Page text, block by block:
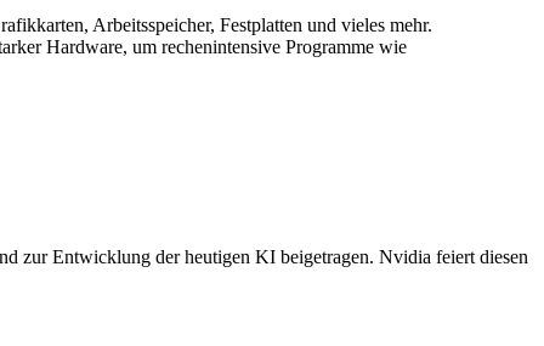
Arbeitsspeicher, Festplatten und vieles mehr.
Hardware, um rechenintensive Programme wie
zur Entwicklung der heutigen KI beigetragen. Nvidia feiert diesen